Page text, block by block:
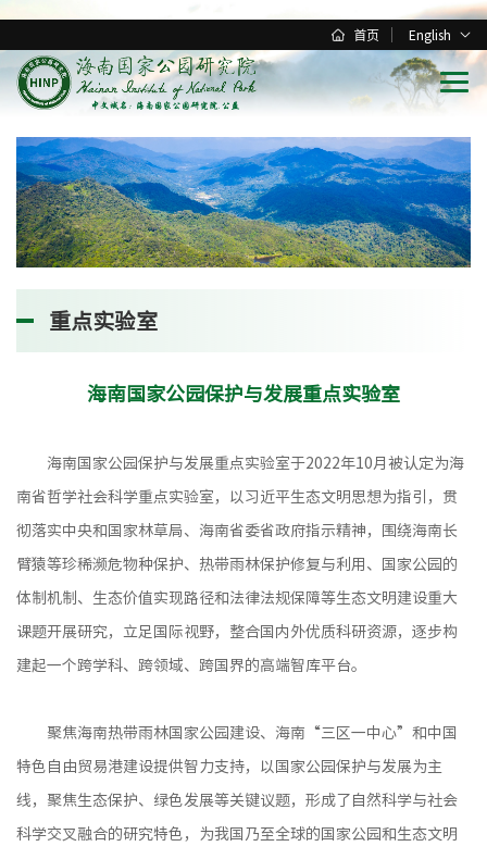
首页 English
重点实验室
海南国家公园保护与发展重点实验室
海南国家公园保护与发展重点实验室于2022年10月被认定为海
南省哲学社会科学重点实验室，以习近平生态文明思想为指引，贯
彻落实中央和国家林草局、海南省委省政府指示精神，围绕海南长
臂猿等珍稀濒危物种保护、热带雨林保护修复与利用、国家公园的
体制机制、生态价值实现路径和法律法规保障等生态文明建设重大
课题开展研究，立足国际视野，整合国内外优质科研资源，逐步构
建起一个跨学科、跨领域、跨国界的高端智库平台。
聚焦海南热带雨林国家公园建设、海南“三区一中心”和中国
特色自由贸易港建设提供智力支持，以国家公园保护与发展为主
线，聚焦生态保护、绿色发展等关键议题，形成了自然科学与社会
科学交叉融合的研究特色，为我国乃至全球的国家公园和生态文明